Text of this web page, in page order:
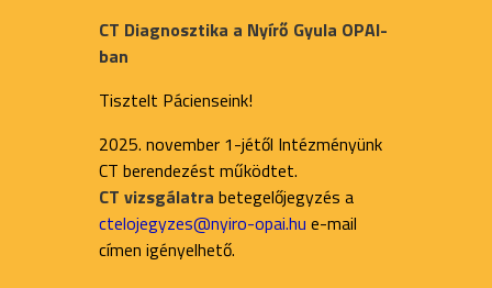
CT Diagnosztika a Nyírő Gyula OPAI-
ban
Tisztelt Pácienseink!
2025. november 1-jétől Intézményünk
CT berendezést működtet.
CT vizsgálatra betegelőjegyzés a
ctelojegyzes@nyiro-opai.hu e-mail
címen igényelhető.